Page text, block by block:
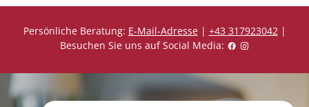
Persönliche Beratung: E-Mail-Adresse| +43 317923042|
Besuchen Sie uns auf Social Media: